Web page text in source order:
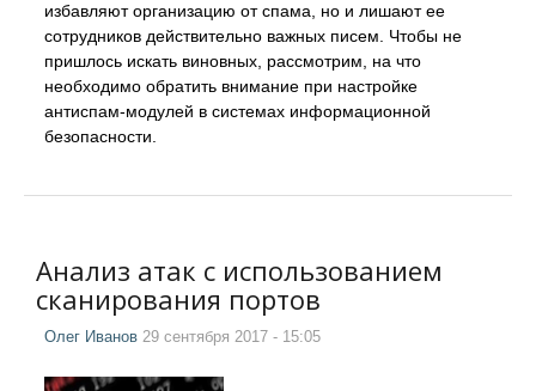
избавляют организацию от спама, но и лишают ее
сотрудников действительно важных писем. Чтобы не
пришлось искать виновных, рассмотрим, на что
необходимо обратить внимание при настройке
антиспам-модулей в системах информационной
безопасности.
Анализ атак с использованием
сканирования портов
Олег Иванов 29 сентября 2017 - 15:05